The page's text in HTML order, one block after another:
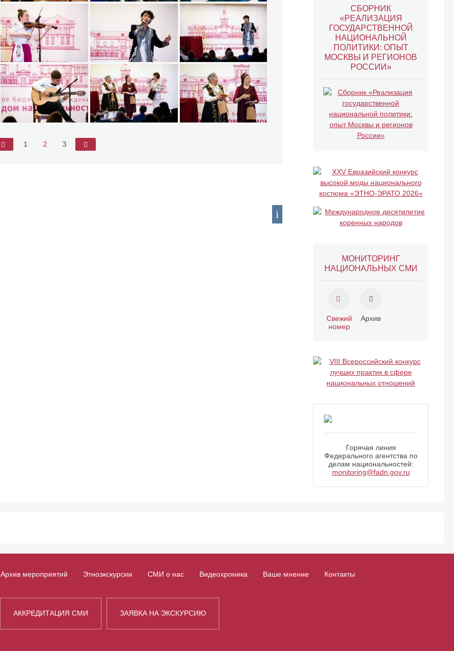
◄ 1 2 3 ►
СБОРНИК
«РЕАЛИЗАЦИЯ
ГОСУДАРСТВЕННОЙ
НАЦИОНАЛЬНОЙ
ПОЛИТИКИ: ОПЫТ
МОСКВЫ И РЕГИОНОВ
РОССИИ»
МОНИТОРИНГ
НАЦИОНАЛЬНЫХ СМИ
Свежий
номер
Архив
Горячая линия
Федерального агентства по
делам национальностей:
monitoring@fadn.gov.ru
Архив мероприятий Этноэкскурсии СМИ о нас Видеохроника Ваше мнение Контакты
АККРЕДИТАЦИЯ СМИ ЗАЯВКА НА ЭКСКУРСИЮ